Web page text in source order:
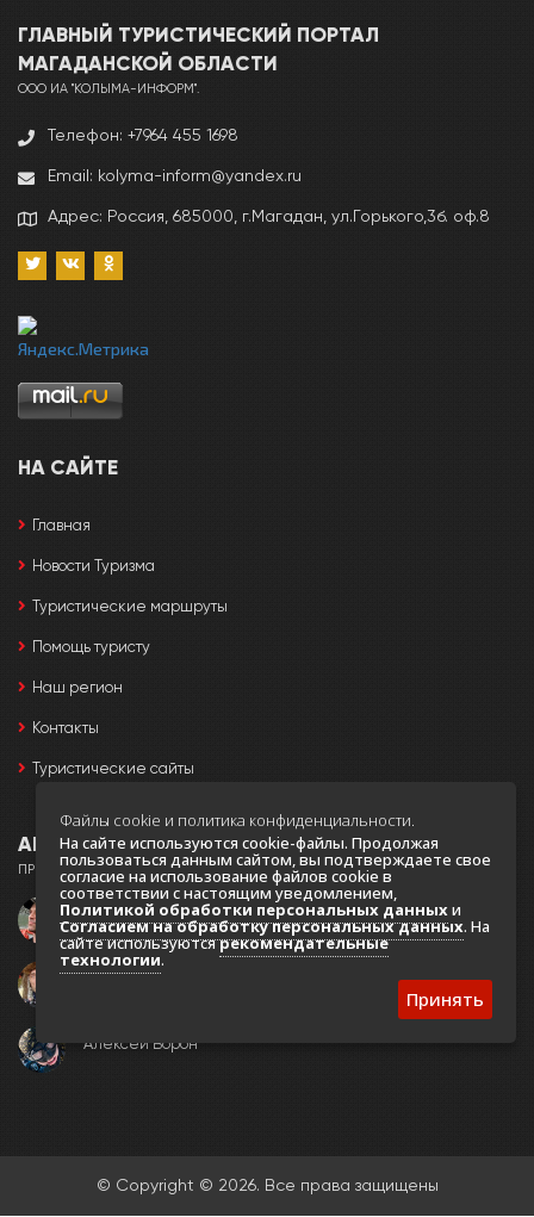
ГЛАВНЫЙ ТУРИСТИЧЕСКИЙ ПОРТАЛ
МАГАДАНCКОЙ ОБЛАСТИ
ООО ИА "КОЛЫМА-ИНФОРМ".
Телефон: +7964 455 1698
Email: kolyma-inform@yandex.ru
Адрес: Россия, 685000, г.Магадан, ул.Горького,3б. оф.8
НА САЙТЕ
Главная
Новости Туризма
Туристические маршруты
Помощь туристу
Наш регион
Контакты
Туристические сайты
АВТОРЫ
ПРИ СОЗДАНИИ ПОРТАЛА ИСПОЛЬЗОВАЛИСЬ ФОТО:
Игорь Черный
Алексей Ворон
© Copyright © 2026. Все права защищены
Файлы cookie и политика конфиденциальности.
На сайте используются cookie-файлы. Продолжая
пользоваться данным сайтом, вы подтверждаете свое
согласие на использование файлов cookie в
соответствии с настоящим уведомлением,
Политикой обработки персональных данныхи
Согласием на обработку персональных данных. На
сайте используютсярекомендательные
технологии.
Принять